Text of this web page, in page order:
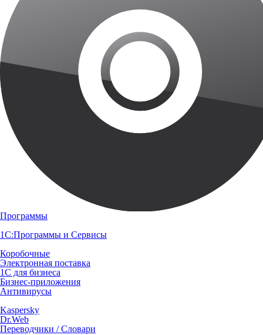
Программы
1С:Программы и Сервисы
Коробочные
Электронная поставка
1С для бизнеса
Бизнес-приложения
Антивирусы
Kaspersky
Dr.Web
Переводчики / Словари